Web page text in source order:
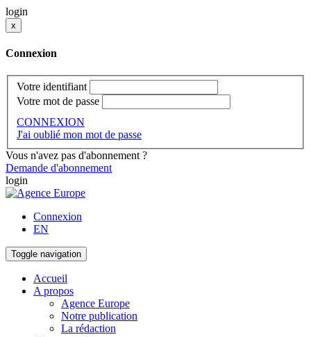
login
x
Connexion
Votre identifiant
Votre mot de passe
CONNEXION
J'ai oublié mon mot de passe
Vous n'avez pas d'abonnement ?
Demande d'abonnement
login
Connexion
EN
Toggle navigation
Accueil
A propos
Agence Europe
Notre publication
La rédaction